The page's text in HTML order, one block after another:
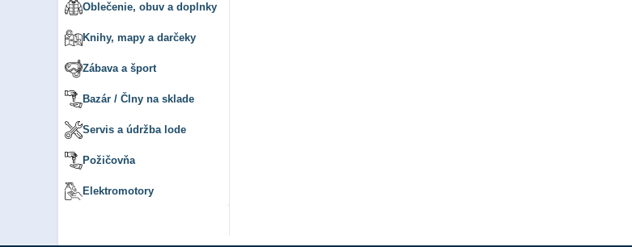
Oblečenie, obuv a doplnky
Knihy, mapy a darčeky
Zábava a šport
Bazár / Člny na sklade
Servis a údržba lode
Požičovňa
Elektromotory